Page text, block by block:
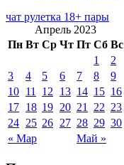
чат рулетка 18+ пары
Апрель 2023
Пн Вт Ср Чт Пт Сб Вс
« Мар Май »
1
2
3
4 5 6 7 8
9
10 11 12 13 14 15 16
17 18 19 20 21 22 23
24 25 26 27 28 29 30